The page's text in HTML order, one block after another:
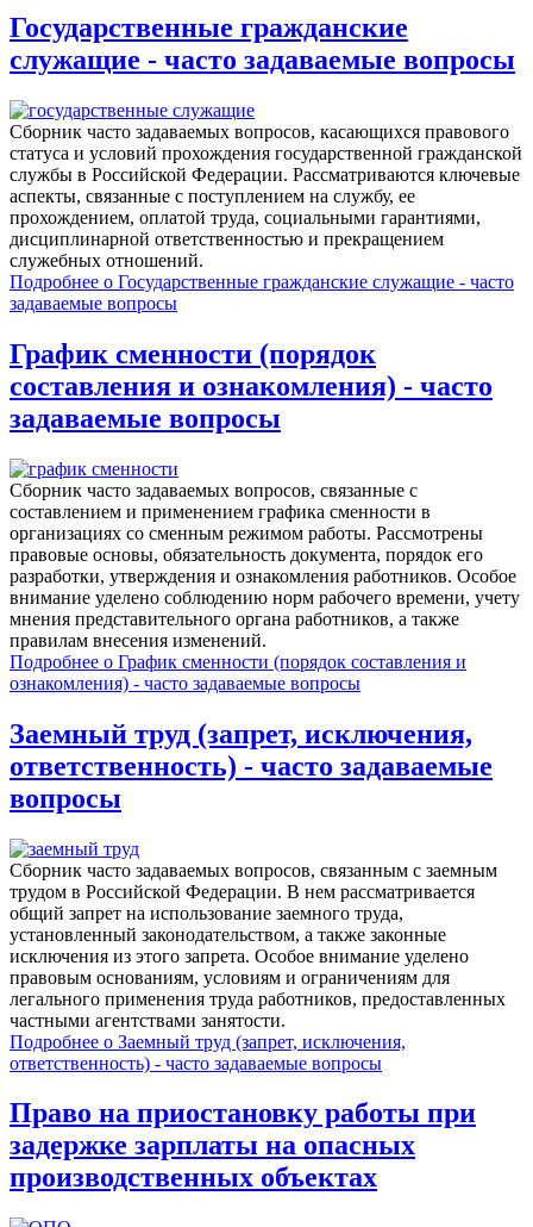
Государственные гражданские
служащие - часто задаваемые вопросы
Сборник часто задаваемых вопросов, касающихся правового
статуса и условий прохождения государственной гражданской
службы в Российской Федерации. Рассматриваются ключевые
аспекты, связанные с поступлением на службу, ее
прохождением, оплатой труда, социальными гарантиями,
дисциплинарной ответственностью и прекращением
служебных отношений.
Подробнее о Государственные гражданские служащие - часто
задаваемые вопросы
График сменности (порядок
составления и ознакомления) - часто
задаваемые вопросы
Сборник часто задаваемых вопросов, связанные с
составлением и применением графика сменности в
организациях со сменным режимом работы. Рассмотрены
правовые основы, обязательность документа, порядок его
разработки, утверждения и ознакомления работников. Особое
внимание уделено соблюдению норм рабочего времени, учету
мнения представительного органа работников, а также
правилам внесения изменений.
Подробнее о График сменности (порядок составления и
ознакомления) - часто задаваемые вопросы
Заемный труд (запрет, исключения,
ответственность) - часто задаваемые
вопросы
Сборник часто задаваемых вопросов, связанным с заемным
трудом в Российской Федерации. В нем рассматривается
общий запрет на использование заемного труда,
установленный законодательством, а также законные
исключения из этого запрета. Особое внимание уделено
правовым основаниям, условиям и ограничениям для
легального применения труда работников, предоставленных
частными агентствами занятости.
Подробнее о Заемный труд (запрет, исключения,
ответственность) - часто задаваемые вопросы
Право на приостановку работы при
задержке зарплаты на опасных
производственных объектах